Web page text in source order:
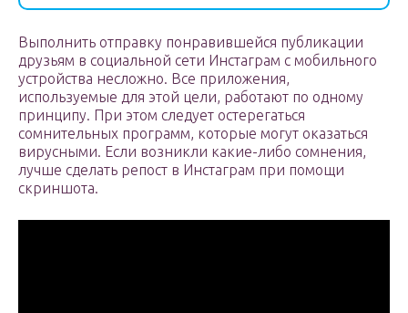
Выполнить отправку понравившейся публикации
друзьям в социальной сети Инстаграм с мобильного
устройства несложно. Все приложения,
используемые для этой цели, работают по одному
принципу. При этом следует остерегаться
сомнительных программ, которые могут оказаться
вирусными. Если возникли какие-либо сомнения,
лучше сделать репост в Инстаграм при помощи
скриншота.